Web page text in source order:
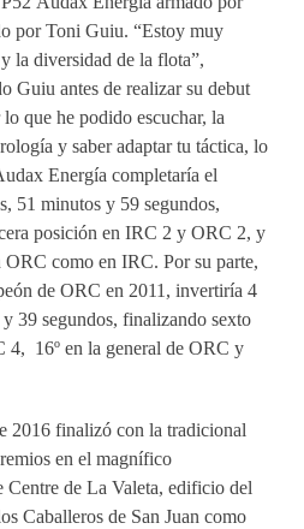
por Toni Guiu. “Estoy muy
la diversidad de la flota”,
Guiu antes de realizar su debut
que he podido escuchar, la
y saber adaptar tu táctica, lo
Energía completaría el
51 minutos y 59 segundos,
posición en IRC 2 y ORC 2, y
ORC como en IRC. Por su parte,
de ORC en 2011, invertiría 4
39 segundos, finalizando sexto
4, 16º en la general de ORC y
2016 finalizó con la tradicional
en el magnífico
Centre de La Valeta, edificio del
Caballeros de San Juan como